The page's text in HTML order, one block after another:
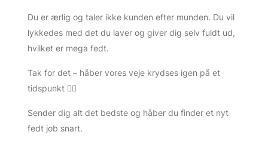
Du er ærlig og taler ikke kunden efter munden. Du vil
lykkedes med det du laver og giver dig selv fuldt ud,
hvilket er mega fedt.
Tak for det – håber vores veje krydses igen på et
tidspunkt 👌🏻
Sender dig alt det bedste og håber du finder et nyt
fedt job snart.